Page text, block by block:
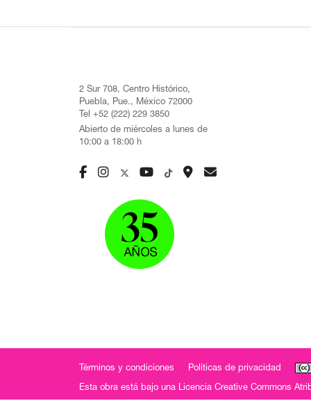
2 Sur 708, Centro Histórico,
Puebla, Pue., México 72000
Tel +52 (222) 229 3850
Abierto de miércoles a lunes de
10:00 a 18:00 h
Términos y condiciones Políticas de privacidad
Esta obra está bajo una Licencia Creative Commons